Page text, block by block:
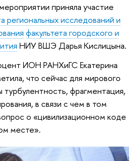
приняла участие
региональных исследований и
факультета городского и
НИУ ВШЭ Дарья Кислицына.
ИОН РАНХиГС Екатерина
что сейчас для мирового
турбулентность, фрагментация,
в связи с чем в том
о «цивилизационном коде
месте».